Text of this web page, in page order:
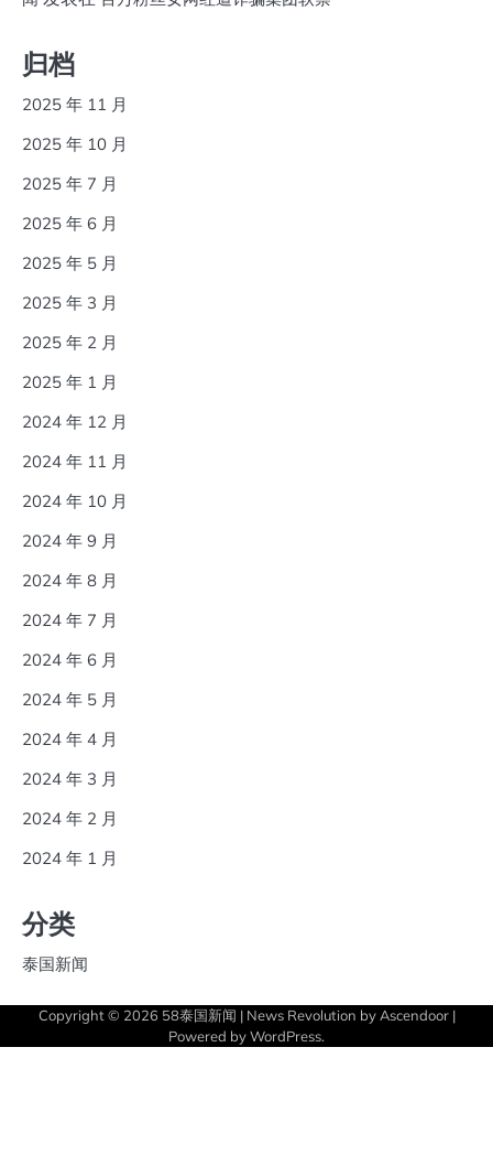
归档
2025 年 11 月
2025 年 10 月
2025 年 7 月
2025 年 6 月
2025 年 5 月
2025 年 3 月
2025 年 2 月
2025 年 1 月
2024 年 12 月
2024 年 11 月
2024 年 10 月
2024 年 9 月
2024 年 8 月
2024 年 7 月
2024 年 6 月
2024 年 5 月
2024 年 4 月
2024 年 3 月
2024 年 2 月
2024 年 1 月
分类
泰国新闻
Copyright © 2026 58泰国新闻 | News Revolution by Ascendoor|
Powered byWordPress.